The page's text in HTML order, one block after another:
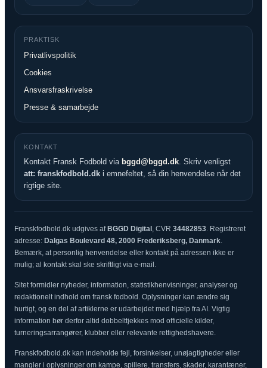
PRAKTISK
Privatlivspolitik
Cookies
Ansvarsfraskrivelse
Presse & samarbejde
KONTAKT
Kontakt Fransk Fodbold via bggd@bggd.dk. Skriv venligst
att: franskfodbold.dk i emnefeltet, så din henvendelse når det
rigtige site.
Franskfodbold.dk udgives af BGGD Digital , CVR 34482853. Registreret
adresse: Dalgas Boulevard 48, 2000 Frederiksberg, Danmark.
Bemærk, at personlig henvendelse eller kontakt på adressen ikke er
mulig; al kontakt skal ske skriftligt via e-mail.
Sitet formidler nyheder, information, statistikhenvisninger, analyser og
redaktionelt indhold om fransk fodbold. Oplysninger kan ændre sig
hurtigt, og en del af artiklerne er udarbejdet med hjælp fra AI. Vigtig
information bør derfor altid dobbelttjekkes mod officielle kilder,
turneringsarrangører, klubber eller relevante rettighedshavere.
Franskfodbold.dk kan indeholde fejl, forsinkelser, unøjagtigheder eller
mangler i oplysninger om kampe, spillere, transfers, skader, karantæner,